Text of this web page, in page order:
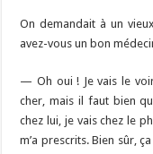
On demandait à un
avez-vous un bon
— Oh oui ! Je vais le
cher, mais il faut bien
chez lui, je vais chez le
m’a prescrits. Bien sûr,